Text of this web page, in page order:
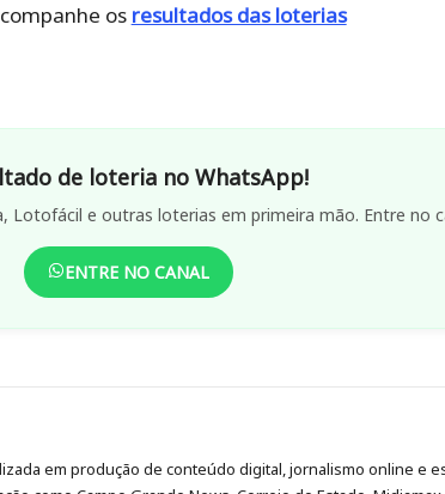
os resultados das loterias
de loteria no WhatsApp!
Lotofácil e outras loterias em primeira mão. Entre no
ENTRE NO CANAL
em produção de conteúdo digital, jornalismo online e